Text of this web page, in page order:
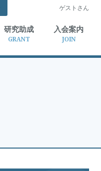
検索
ゲストさん
研究助成
GRANT
入会案内
JOIN